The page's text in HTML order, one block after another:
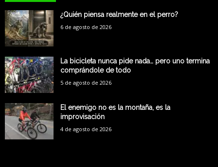
¿Quién piensa realmente en el perro?
6 de agosto de 2026
La bicicleta nunca pide nada… pero uno termina
comprándole de todo
5 de agosto de 2026
El enemigo no es la montaña, es la
improvisación
4 de agosto de 2026